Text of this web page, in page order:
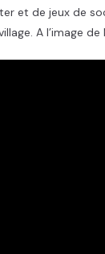
et de jeux de
A l’image